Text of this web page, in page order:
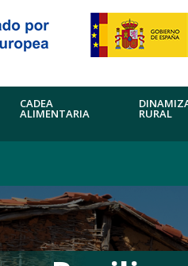
CADEA
ALIMENTARIA RURAL